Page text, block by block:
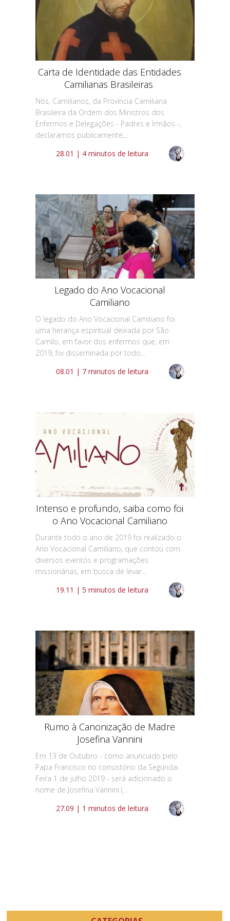
Carta de Identidade das Entidades
Camilianas Brasileiras
Nós, Camilianos, da Província Camiliana
Brasileira da Ordem dos Ministros dos
Enfermos e Delegações - Padres e Irmãos -,
declaramos publicamente,...
28.01 | 4 minutos de leitura
Legado do Ano Vocacional
Camiliano
O legado do Ano Vocacional Camiliano foi
uma herança espiritual deixada por São
Camilo, em favor dos enfermos que, em
2019, foi disseminada por todo...
08.01 | 7 minutos de leitura
Intenso e profundo, saiba como foi
o Ano Vocacional Camiliano
Durante todo o ano de 2019 foi realizado o
Ano Vocacional Camiliano, que contou com
diversos eventos e programações
missionárias, em busca de levar...
19.11 | 5 minutos de leitura
Rumo à Canonização de Madre
Josefina Vannini
Em 13 de Outubro - como anunciado pelo
Papa Francisco no consistório da Segunda-
Feira 1 de julho 2019 - será adicionado o
nome de Josefina Vannini (...
27.09 | 1 minutos de leitura